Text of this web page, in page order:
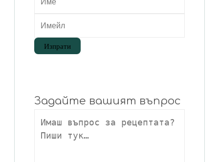
Задайте вашият въпрос